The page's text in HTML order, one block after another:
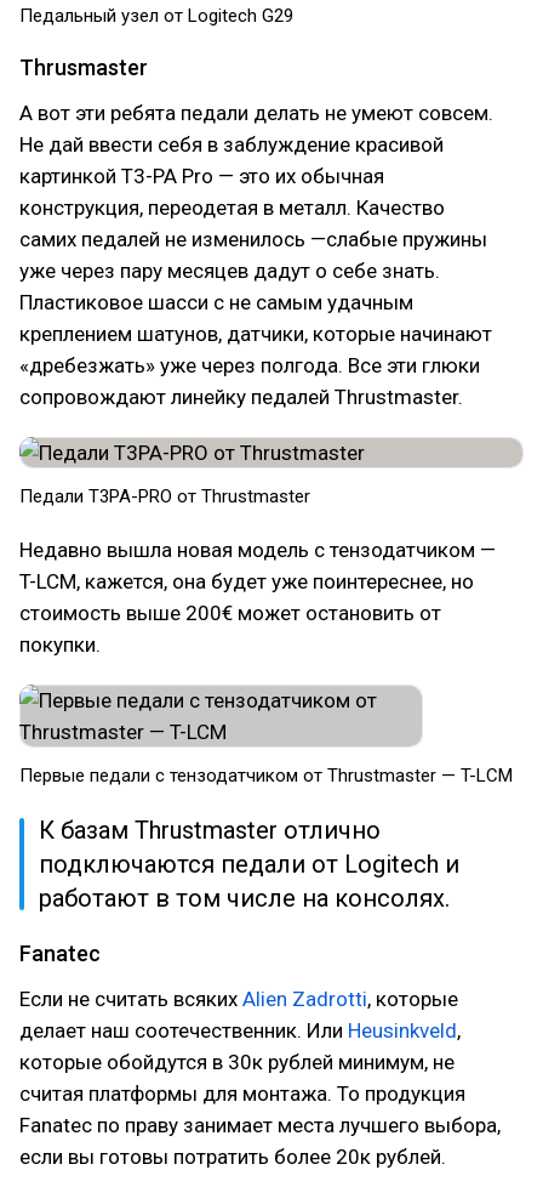
Педальный узел от Logitech G29
Thrusmaster
А вот эти ребята педали делать не умеют совсем.
Не дай ввести себя в заблуждение красивой
картинкой T3-PA Pro — это их обычная
конструкция, переодетая в металл. Качество
самих педалей не изменилось —слабые пружины
уже через пару месяцев дадут о себе знать.
Пластиковое шасси с не самым удачным
креплением шатунов, датчики, которые начинают
«дребезжать» уже через полгода. Все эти глюки
сопровождают линейку педалей Thrustmaster.
Педали T3PA-PRO от Thrustmaster
Недавно вышла новая модель с тензодатчиком —
T-LCM, кажется, она будет уже поинтереснее, но
стоимость выше 200€ может остановить от
покупки.
Первые педали с тензодатчиком от Thrustmaster — T-LCM
К базам Thrustmaster отлично
подключаются педали от Logitech и
работают в том числе на консолях.
Fanatec
Если не считать всяких Alien Zadrotti, которые
делает наш соотечественник. Или Heusinkveld,
которые обойдутся в 30к рублей минимум, не
считая платформы для монтажа. То продукция
Fanatec по праву занимает места лучшего выбора,
если вы готовы потратить более 20к рублей.